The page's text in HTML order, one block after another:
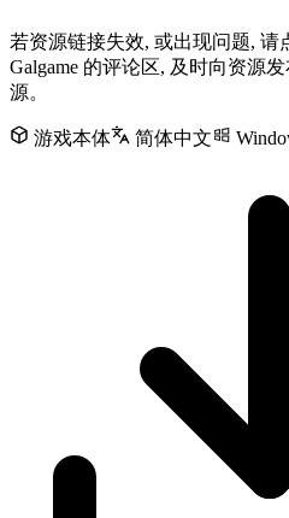
若资源链接失效, 或出现问题, 请
Galgame 的评论区, 及时向资源
源。
游戏本体 简体中文